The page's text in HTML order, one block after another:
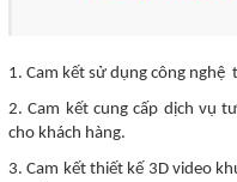
1. Cam kết sử dụng công
2. Cam kết cung cấp dịch vụ
cho khách hàng.
3. Cam kết thiết kế 3D video